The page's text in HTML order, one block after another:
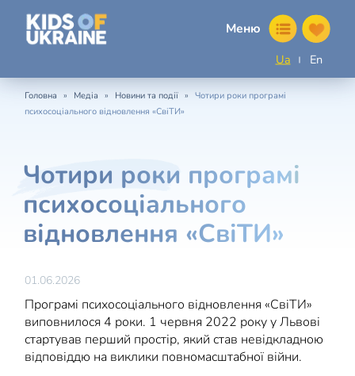
Меню
Ua En
Головна » Медіа » Новини та події »
Чотири роки програмі
психосоціального відновлення «СвіТИ»
Чотири роки програмі
психосоціального
відновлення «СвіТИ»
01.06.2026
Програмі психосоціального відновлення «СвіТИ»
виповнилося 4 роки. 1 червня 2022 року у Львові
стартував перший простір, який став невідкладною
відповіддю на виклики повномасштабної війни.